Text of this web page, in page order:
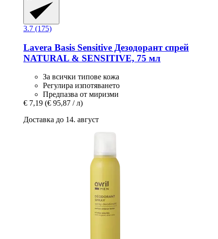
3.7 (175)
Lavera Basis Sensitive Дезодорант спрей
NATURAL & SENSITIVE, 75 мл
За всички типове кожа
Регулира изпотяването
Предпазва от миризми
€ 7,19 (€ 95,87 / л)
Доставка до 14. август